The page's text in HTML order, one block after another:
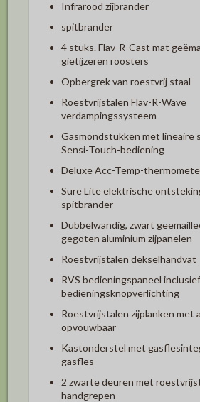
Infrarood zijbrander
spitbrander
4 stuks. Flav-R-Cast mat
gietijzeren roosters
Opbergrek van roestvrij staal
Roestvrijstalen Flav-R-Wave
verdampingssysteem
Gasmondstukken met lineaire
Sensi-Touch-bediening
Deluxe Acc-Temp-
Sure Lite elektrische
spitbrander
Dubbelwandig, zwart
gegoten aluminium zijpanelen
Roestvrijstalen dekselhandvat
RVS bedieningspaneel inclusief
bedieningsknopverlichting
Roestvrijstalen zijplanken met
opvouwbaar
Kastonderstel met
gasfles
2 zwarte deuren met
handgrepen